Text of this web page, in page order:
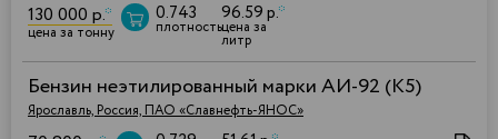
130 000 р.*
цена за тонну
0.743
плотность
96.59 р.*
цена за
литр
Бензин неэтилированный марки АИ-92 (К5)
Ярославль, Россия, ПАО «Славнефть-ЯНОС»